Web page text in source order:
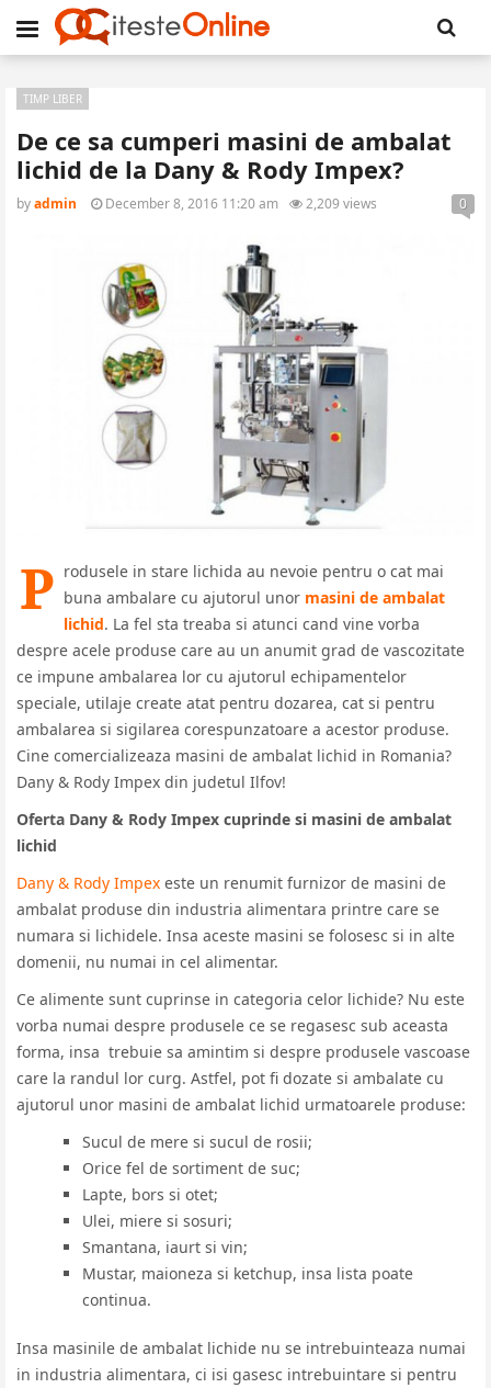
De ce sa cumperi masini de ambalat
lichid de la Dany & Rody Impex?
TIMP LIBER
byadmin December 8, 2016 11:20 am 2,209 views 0
P rodusele in stare lichida au nevoie pentru o cat mai
buna ambalare cu ajutorul unor masini de ambalat
lichid. La fel sta treaba si atunci cand vine vorba
despre acele produse care au un anumit grad de vascozitate
ce impune ambalarea lor cu ajutorul echipamentelor
speciale, utilaje create atat pentru dozarea, cat si pentru
ambalarea si sigilarea corespunzatoare a acestor produse.
Cine comercializeaza masini de ambalat lichid in Romania?
Dany & Rody Impex din judetul Ilfov!
Oferta Dany & Rody Impex cuprinde si masini de ambalat
lichid
Dany & Rody Impex este un renumit furnizor de masini de
ambalat produse din industria alimentara printre care se
numara si lichidele. Insa aceste masini se folosesc si in alte
domenii, nu numai in cel alimentar.
Ce alimente sunt cuprinse in categoria celor lichide? Nu este
vorba numai despre produsele ce se regasesc sub aceasta
forma, insa trebuie sa amintim si despre produsele vascoase
care la randul lor curg. Astfel, pot fi dozate si ambalate cu
ajutorul unor masini de ambalat lichid urmatoarele produse:
Sucul de mere si sucul de rosii;
Orice fel de sortiment de suc;
Lapte, bors si otet;
Ulei, miere si sosuri;
Smantana, iaurt si vin;
Mustar, maioneza si ketchup, insa lista poate
continua.
Insa masinile de ambalat lichide nu se intrebuinteaza numai
in industria alimentara, ci isi gasesc intrebuintare si pentru